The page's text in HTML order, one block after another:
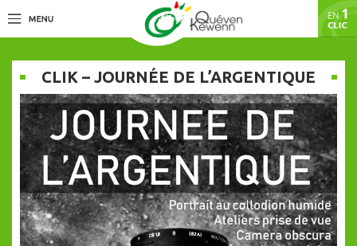
CLIK – JOURNÉE DE L’ARGENTIQUE